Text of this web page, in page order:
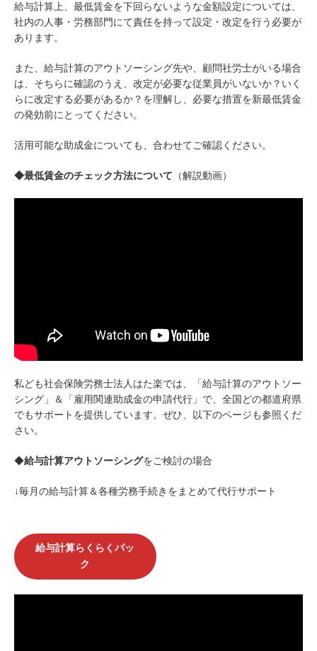
給与計算上、最低賃金を下回らないような金額設定については、
社内の人事・労務部門にて責任を持って設定・改定を行う必要が
あります。
また、給与計算のアウトソーシング先や、顧問社労士がいる場合
は、そちらに確認のうえ、改定が必要な従業員がいないか？いく
らに改定する必要があるか？を理解し、必要な措置を新最低賃金
の発効前にとってください。
活用可能な助成金についても、合わせてご確認ください。
◆最低賃金のチェック方法について （解説動画）
私ども社会保険労務士法人はた楽では、「給与計算のアウトソー
シング」＆「雇用関連助成金の申請代行」で、全国どの都道府県
でもサポートを提供しています。ぜひ、以下のページも参照くだ
さい。
◆給与計算アウトソーシングをご検討の場合
↓毎月の給与計算＆各種労務手続きをまとめて代行サポート
給与計算らくらくパッ
ク